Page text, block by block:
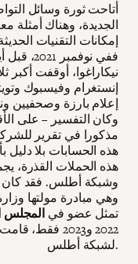
أتاحت ثورة وسائل
الجديدة، وهناك
إمكانات التقنيات
ففي
نيكاراغوا، أوقفت أكبر
إنستغرام وفيسبوك
إعلام بارزة وصحفيين
وكان التفسير – على
مذكورا في تقرير
هذه الحسابات بلا دليل
هذه الحملات القذرة،
وشبكة أطلس. فقد كان
تمثل عضو في المجلس
لشبكة أطلس.